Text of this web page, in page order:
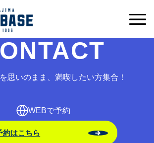
思いのまま、満喫したい方集合！
WEBで予約
約はこちら